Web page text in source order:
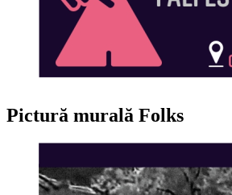
Pictură murală Folks